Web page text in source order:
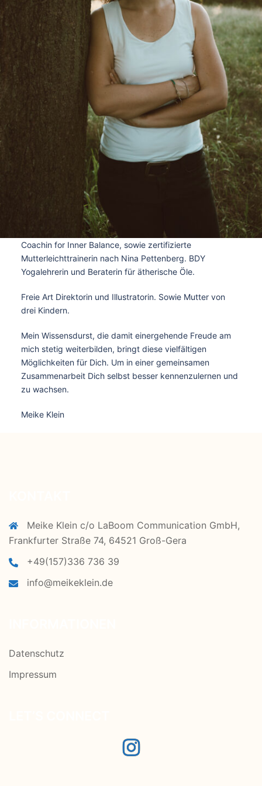
Coachin for Inner Balance, sowie zertifizierte
Mutterleichttrainerin nach Nina Pettenberg. BDY
Yogalehrerin und Beraterin für ätherische Öle.
Freie Art Direktorin und Illustratorin. Sowie Mutter von
drei Kindern.
Mein Wissensdurst, die damit einergehende Freude am
mich stetig weiterbilden, bringt diese vielfältigen
Möglichkeiten für Dich. Um in einer gemeinsamen
Zusammenarbeit Dich selbst besser kennenzulernen und
zu wachsen.
Meike Klein
Meike Klein c/o LaBoom Communication GmbH,
Frankfurter Straße 74, 64521 Groß-Gera
+49(157)336 736 39
info@meikeklein.de
Datenschutz
Impressum
Instagram